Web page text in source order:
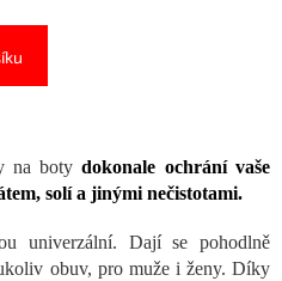
na botydokonale ochrání vaše
solí a jinými nečistotami.
univerzální. Dají se pohodlně
obuv, pro muže i ženy. Díky